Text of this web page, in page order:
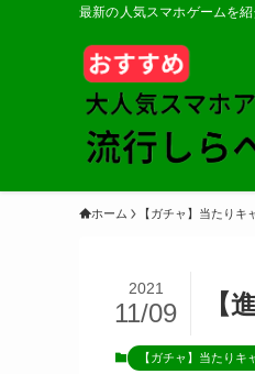
最新の人気スマホゲームを
ホーム 【ガチャ】当たりキ
【
2021
11/09
【ガチャ】当たりキ